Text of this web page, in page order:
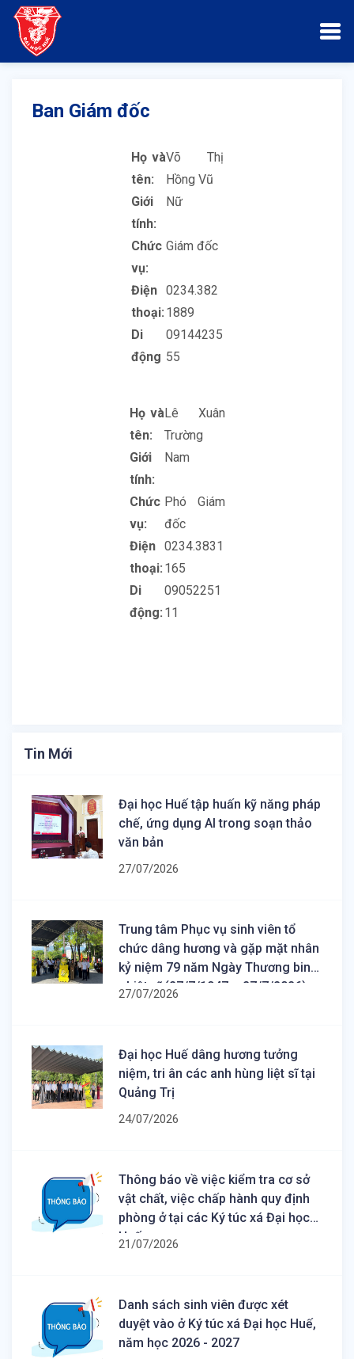
Ban Giám đốc
Họ và
tên:
Võ Thị
Hồng Vũ
Giới
tính:
Nữ
Chức
vụ:
Giám đốc
Điện
thoại:
0234.382
1889
Di
động
09144235
55
Họ và
tên:
Lê Xuân
Trường
Giới
tính:
Nam
Chức
vụ:
Phó Giám
đốc
Điện
thoại:
0234.3831
165
Di
động:
09052251
11
Tin Mới
Đại học Huế tập huấn kỹ năng pháp
chế, ứng dụng AI trong soạn thảo
văn bản
27/07/2026
Trung tâm Phục vụ sinh viên tổ
chức dâng hương và gặp mặt nhân
kỷ niệm 79 năm Ngày Thương binh
- Liệt sĩ (27/7/1947 – 27/7/2026)
27/07/2026
Đại học Huế dâng hương tưởng
niệm, tri ân các anh hùng liệt sĩ tại
Quảng Trị
24/07/2026
Thông báo về việc kiểm tra cơ sở
vật chất, việc chấp hành quy định
phòng ở tại các Ký túc xá Đại học
Huế
21/07/2026
Danh sách sinh viên được xét
duyệt vào ở Ký túc xá Đại học Huế,
năm học 2026 - 2027